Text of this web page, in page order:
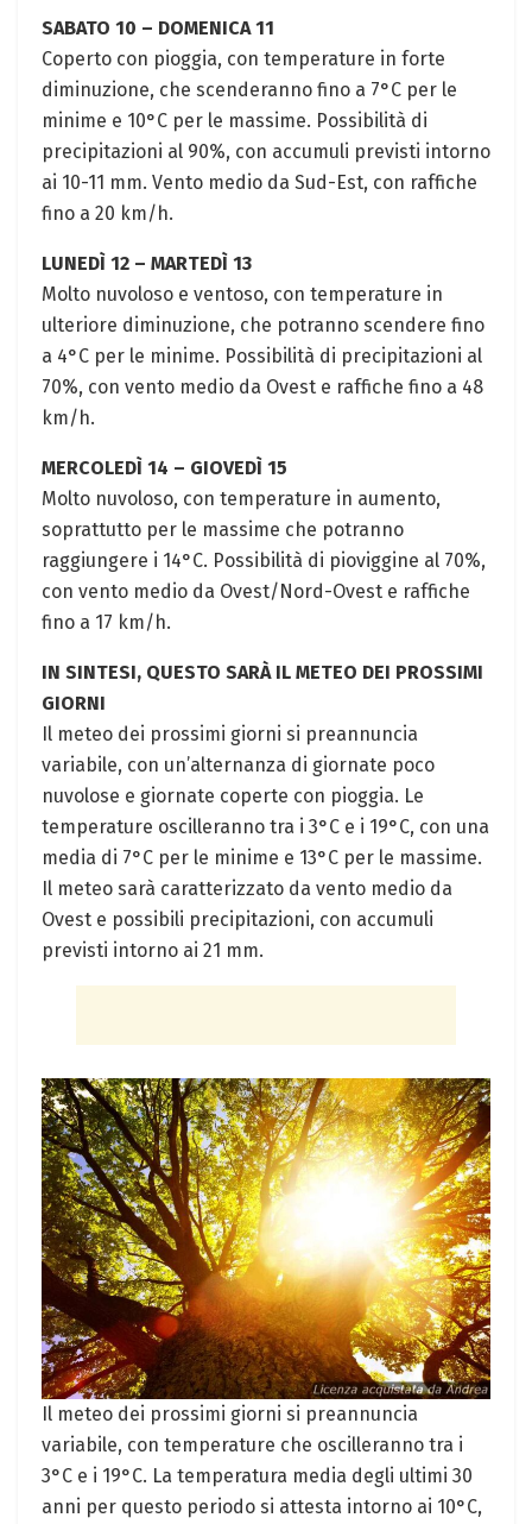
SABATO 10 – DOMENICA 11
Coperto con pioggia, con temperature in forte
diminuzione, che scenderanno fino a 7°C per le
minime e 10°C per le massime. Possibilità di
precipitazioni al 90%, con accumuli previsti intorno
ai 10-11 mm. Vento medio da Sud-Est, con raffiche
fino a 20 km/h.
LUNEDÌ 12 – MARTEDÌ 13
Molto nuvoloso e ventoso, con temperature in
ulteriore diminuzione, che potranno scendere fino
a 4°C per le minime. Possibilità di precipitazioni al
70%, con vento medio da Ovest e raffiche fino a 48
km/h.
MERCOLEDÌ 14 – GIOVEDÌ 15
Molto nuvoloso, con temperature in aumento,
soprattutto per le massime che potranno
raggiungere i 14°C. Possibilità di pioviggine al 70%,
con vento medio da Ovest/Nord-Ovest e raffiche
fino a 17 km/h.
IN SINTESI, QUESTO SARÀ IL METEO DEI PROSSIMI
GIORNI
Il meteo dei prossimi giorni si preannuncia
variabile, con un’alternanza di giornate poco
nuvolose e giornate coperte con pioggia. Le
temperature oscilleranno tra i 3°C e i 19°C, con una
media di 7°C per le minime e 13°C per le massime.
Il meteo sarà caratterizzato da vento medio da
Ovest e possibili precipitazioni, con accumuli
previsti intorno ai 21 mm.
Il meteo dei prossimi giorni si preannuncia
variabile, con temperature che oscilleranno tra i
3°C e i 19°C. La temperatura media degli ultimi 30
anni per questo periodo si attesta intorno ai 10°C,